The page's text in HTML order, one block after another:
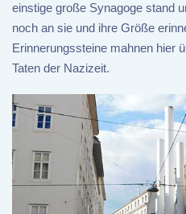
einstige große Synagoge stand
noch an sie und ihre Größe
Erinnerungssteine mahnen hier
Taten der Nazizeit.